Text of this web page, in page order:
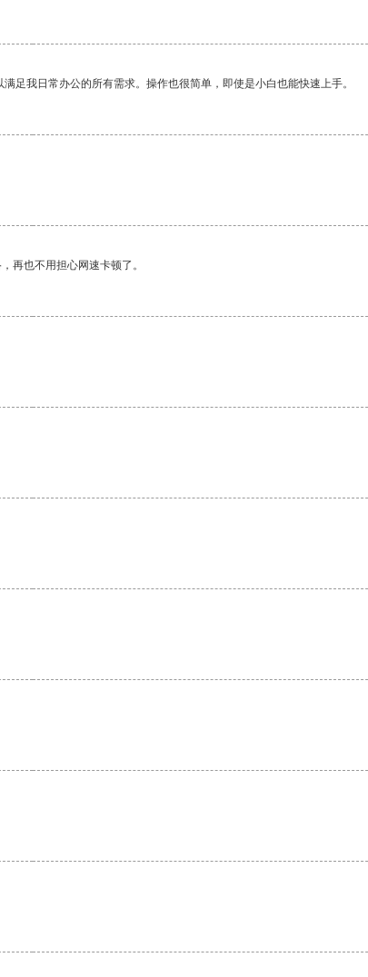
足我日常办公的所有需求。操作也很简单，即使是小白也能快速上手。
再也不用担心网速卡顿了。